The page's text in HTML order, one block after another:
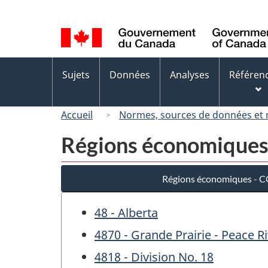
de
la
langue
des
Sujets Données Analyses
Accueil Normes, sources de données et
Régions
Régions économiques -
48 - Alberta
4870 - Grande Prairie - Peace
4818 - Division No. 18